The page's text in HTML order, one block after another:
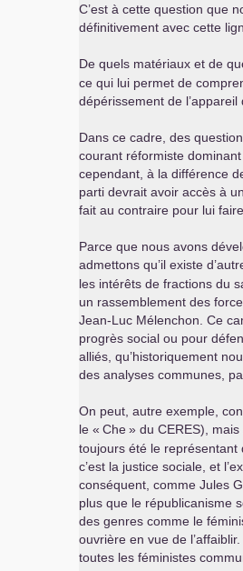
C’est à cette question que
définitivement avec cette
De quels matériaux et de
ce qui lui permet de
dépérissement de l’appareil
Dans ce cadre, des
courant réformiste
cependant, à la différence
parti devrait avoir accès à
fait au contraire pour lui
Parce que nous avons
admettons qu’il existe
les intérêts de fractions du
un rassemblement des
Jean-Luc Mélenchon. Ce
progrès social ou pour
alliés, qu’historiquement
des analyses communes,
On peut, autre exemple,
le « Che» du CERES), mais
toujours été le représentant
c’est la justice sociale, et
conséquent, comme Jules
plus que le républicanisme
des genres comme le
ouvrière en vue de
toutes les féministes